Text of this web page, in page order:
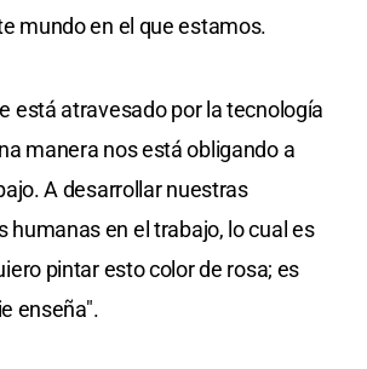
mundo en el que estamos.
está atravesado por la tecnología
manera nos está obligando a
A desarrollar nuestras
humanas en el trabajo, lo cual es
pintar esto color de rosa; es
enseña".